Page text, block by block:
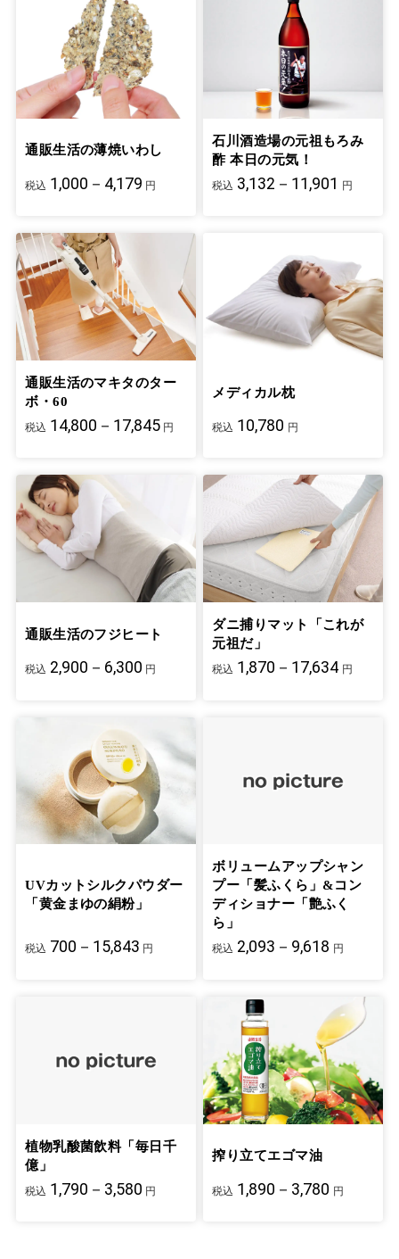
通販生活の薄焼いわし
税込 1,000－4,179 円
石川酒造場の元祖もろみ
酢 本日の元気！
税込 3,132－11,901 円
通販生活のマキタのター
ボ・60
税込 14,800－17,845 円
メディカル枕
税込 10,780 円
通販生活のフジヒート
税込 2,900－6,300 円
ダニ捕りマット「これが
元祖だ」
税込 1,870－17,634 円
UVカットシルクパウダー
「黄金まゆの絹粉」
税込 700－15,843 円
ボリュームアップシャン
プー「髪ふくら」&コン
ディショナー「艶ふく
ら」
税込 2,093－9,618 円
植物乳酸菌飲料「毎日千
億」
税込 1,790－3,580 円
搾り立てエゴマ油
税込 1,890－3,780 円